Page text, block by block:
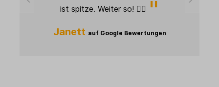
ist spitze. Weiter so! 👍🏻
Janett auf Google Bewertungen